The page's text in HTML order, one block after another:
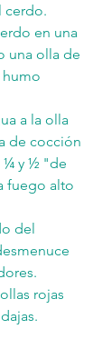
cerdo.
en una
una olla de
humo
a la olla
de cocción
¼ y ½ "de
fuego alto
del
rojas